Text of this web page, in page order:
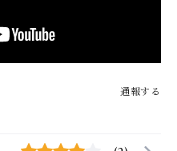
通報する